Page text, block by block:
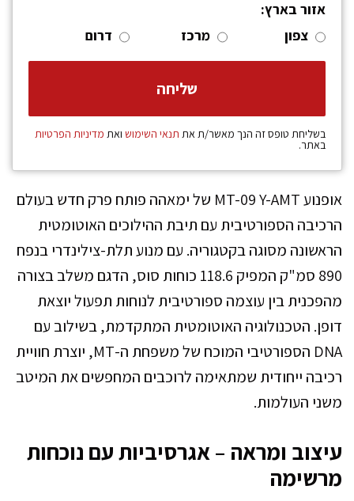
אזור בארץ:
צפון
מרכז דרום
בשליחת טופס זה הנך מאשר/ת את תנאי השימוש ואת מדיניות הפרטיות
באתר.
אופנוע MT-09 Y-AMT של ימאהה פותח פרק חדש בעולם
הרכיבה הספורטיבית עם תיבת ההילוכים האוטומטית
הראשונה מסוגה בקטגוריה. עם מנוע תלת-צילינדרי בנפח
890 סמ"ק המפיק 118.6 כוחות סוס, הדגם משלב בצורה
מהפכנית בין עוצמה ספורטיבית לנוחות תפעול יוצאת
דופן. הטכנולוגיה האוטומטית המתקדמת, בשילוב עם
DNA הספורטיבי המוכח של משפחת ה-MT, יוצרת חוויית
רכיבה ייחודית שמתאימה לרוכבים המחפשים את המיטב
משני העולמות.
עיצוב ומראה – אגרסיביות עם נוכחות
מרשימה